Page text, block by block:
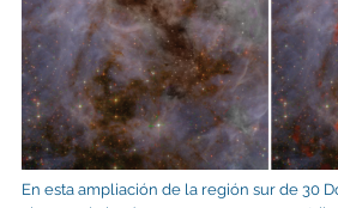
En esta ampliación de la región sur de 30